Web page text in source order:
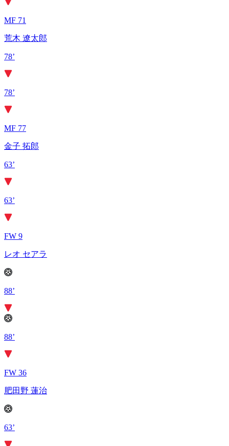
MF 71
荒木 遼太郎
78’
78’
MF 77
金子 拓郎
63’
63’
FW 9
レオ セアラ
88’
88’
FW 36
肥田野 蓮治
63’